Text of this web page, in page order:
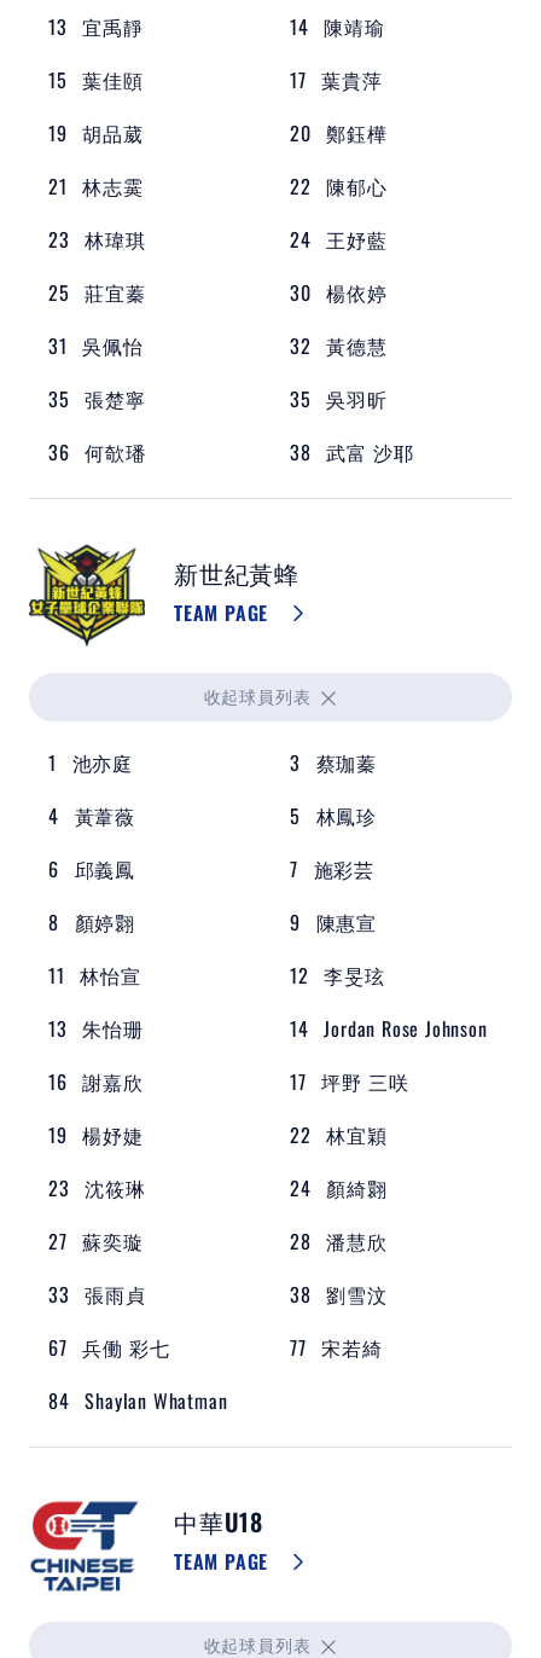
13 宜禹靜 14 陳靖瑜
15 葉佳頤 17 葉貴萍
19 胡品葳 20 鄭鈺樺
21 林志霙 22 陳郁心
23 林瑋琪 24 王妤藍
25 莊宜蓁 30 楊依婷
31 吳佩怡 32 黃德慧
35 張楚寧 35 吳羽昕
36 何欹璠 38 武富 沙耶
新世紀黃蜂
TEAM PAGE
收起球員列表
1 池亦庭 3
蔡珈蓁
4 黃葦薇 5
林鳳珍
6 邱義鳳 7 施彩芸
8
顏婷翾 9 陳惠宣
11 林怡宣 12 李旻玹
13 朱怡珊 14 Jordan Rose Johnson
16 謝嘉欣 17 坪野 三咲
19 楊妤婕 22 林宜穎
23 沈筱琳 24 顏綺翾
27 蘇奕璇 28 潘慧欣
33 張雨貞 38 劉雪汶
67 兵働 彩七 77 宋若綺
84 Shaylan Whatman
中華U18
TEAM PAGE
收起球員列表